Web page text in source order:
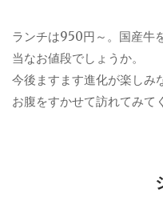
ランチは950円～。国産牛
当なお値段でしょうか。
今後ますます進化が楽しみ
お腹をすかせて訪れてみて